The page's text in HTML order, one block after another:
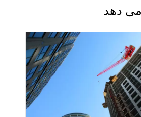
دهد